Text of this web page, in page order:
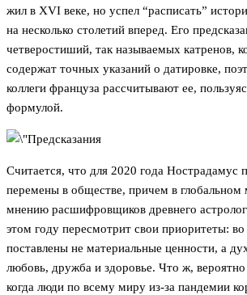
жил в XVI веке, но успел “расписать”
на несколько столетий вперед. Его
четверостиший, так называемых катренов,
содержат точных указаний о датировке,
коллеги француза рассчитывают ее,
формулой.
Считается, что для 2020 года Нострадамус
перемены в обществе, причем в
мнению расшифровщиков древнего
этом году пересмотрит свои приоритеты: во
поставлены не материальные ценности, а
любовь, дружба и здоровье. Что ж, вероятно
когда люди по всему миру из-за пандемии